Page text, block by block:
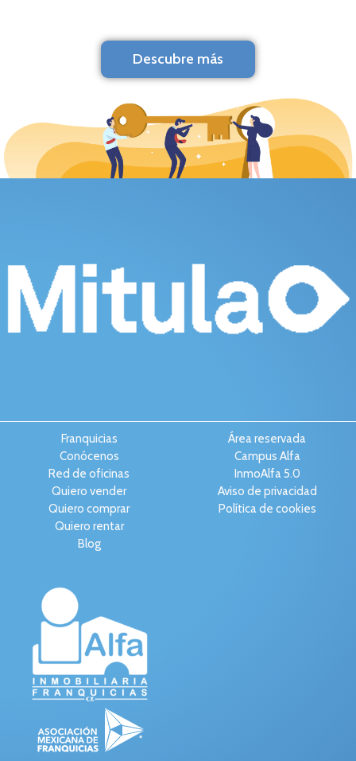
Descubre más
Franquicias
Conócenos
Red de oficinas
Quiero vender
Quiero comprar
Quiero rentar
Blog
Área reservada
Campus Alfa
InmoAlfa 5.0
Aviso de privacidad
Política de cookies